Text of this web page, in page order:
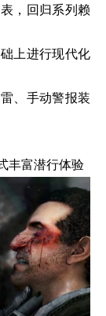
，回归系列赖
上进行现代化
、手动警报装
丰富潜行体验